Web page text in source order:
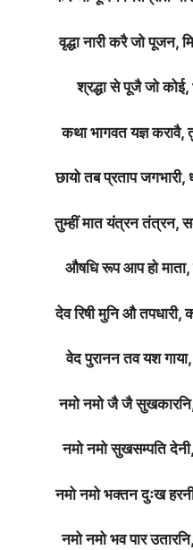
वृद्धा नारी करै जो पूजन,
श्रद्धा से पूजै जो
कथा भागवत यज्ञ करावै,
छायो तब प्रताप
तुम्हीं मात यंत्रन तंत्रन,
औषधि रूप आप हो
देव रिषी मुनि औ
वेद पुरानन तव यश गाया,
नमो नमो जै जै
नमो नमो सुखसम्पति
नमो नमो भक्तन दुःख
नमो नमो भव पार